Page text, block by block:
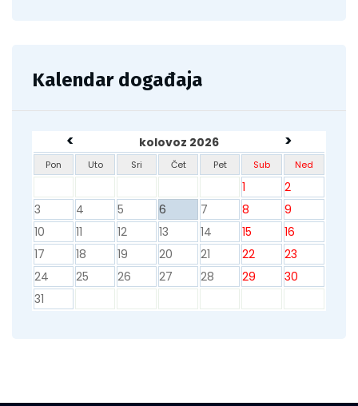
Kalendar događaja
< kolovoz 2026 >
Pon Uto Sri Čet Pet Sub Ned
1
2
3
4 5 6 7 8
9
10
11 12 13 14 15
16
17
18 19 20 21 22
23
24
25 26 27 28 29
30
31